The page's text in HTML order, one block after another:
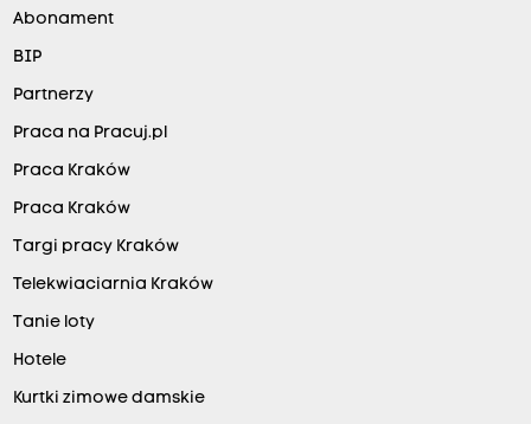
Abonament
BIP
Partnerzy
Praca na Pracuj.pl
Praca Kraków
Praca Kraków
Targi pracy Kraków
Telekwiaciarnia Kraków
Tanie loty
Hotele
Kurtki zimowe damskie